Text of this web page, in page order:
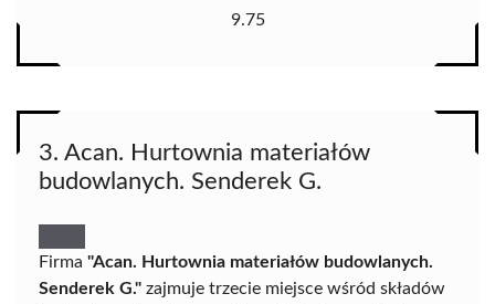
9.75
3. Acan. Hurtownia materiałów
budowlanych. Senderek G.
Firma "Acan. Hurtownia materiałów budowlanych.
Senderek G." zajmuje trzecie miejsce wśród składów